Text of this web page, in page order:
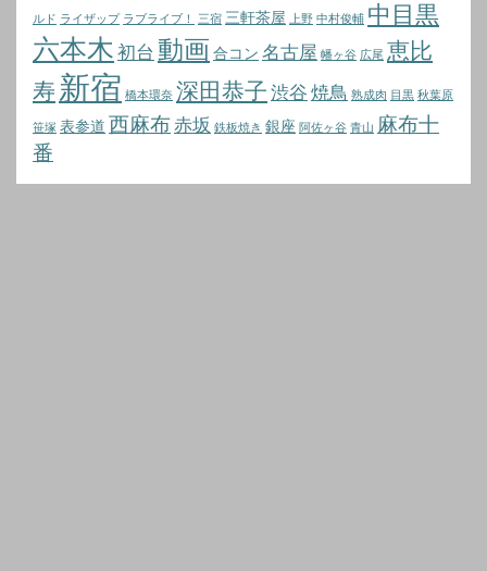
ルド ライザップ ラブライブ！ 三宿 三軒茶屋 上野 中村俊輔 中目黒
六本木 初台 動画 合コン 名古屋 幡ヶ谷 広尾 恵比
寿 新宿 橋本環奈 深田恭子 渋谷 焼鳥 熟成肉 目黒 秋葉原
笹塚 表参道 西麻布赤坂 鉄板焼き 銀座 阿佐ヶ谷 青山 麻布十
番